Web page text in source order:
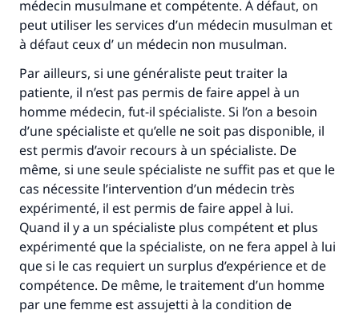
médecin musulmane et compétente. À défaut, on
peut utiliser les services d’un médecin musulman et
à défaut ceux d’ un médecin non musulman.
Par ailleurs, si une généraliste peut traiter la
patiente, il n’est pas permis de faire appel à un
homme médecin, fut-il spécialiste. Si l’on a besoin
d’une spécialiste et qu’elle ne soit pas disponible, il
est permis d’avoir recours à un spécialiste. De
même, si une seule spécialiste ne suffit pas et que le
cas nécessite l’intervention d’un médecin très
expérimenté, il est permis de faire appel à lui.
Quand il y a un spécialiste plus compétent et plus
expérimenté que la spécialiste, on ne fera appel à lui
que si le cas requiert un surplus d’expérience et de
compétence. De même, le traitement d’un homme
par une femme est assujetti à la condition de